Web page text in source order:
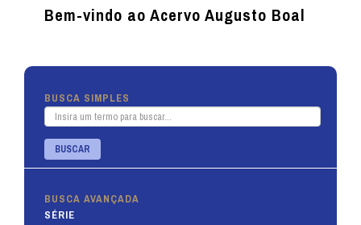
Bem-vindo ao Acervo Augusto Boal
BUSCA SIMPLES
BUSCAR
BUSCA AVANÇADA
SÉRIE